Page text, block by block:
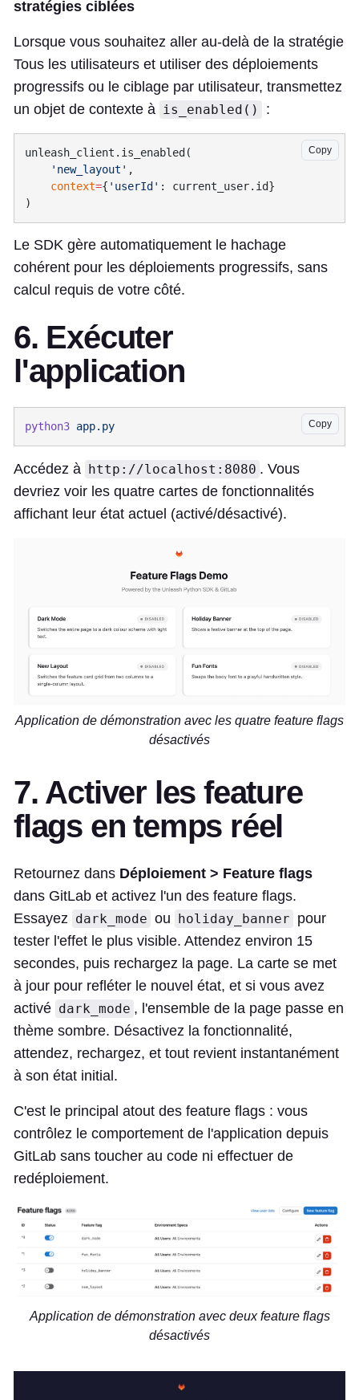
stratégies ciblées
Lorsque vous souhaitez aller au-delà de la stratégie
Tous les utilisateurs et utiliser des déploiements
progressifs ou le ciblage par utilisateur, transmettez
un objet de contexte à is_enabled() :
Copy
    'new_layout'
    context
={ 'userId'
Le SDK gère automatiquement le hachage
cohérent pour les déploiements progressifs, sans
calcul requis de votre côté.
6. Exécuter
l'application
Copy
python3
Accédez à http://localhost:8080 . Vous
devriez voir les quatre cartes de fonctionnalités
affichant leur état actuel (activé/désactivé).
Application de démonstration avec les quatre feature flags
désactivés
7. Activer les feature
flags en temps réel
Retournez dans Déploiement > Feature flags
dans GitLab et activez l'un des feature flags.
Essayez dark_mode ou holiday_banner pour
tester l'effet le plus visible. Attendez environ 15
secondes, puis rechargez la page. La carte se met
à jour pour refléter le nouvel état, et si vous avez
activé dark_mode , l'ensemble de la page passe en
thème sombre. Désactivez la fonctionnalité,
attendez, rechargez, et tout revient instantanément
à son état initial.
C'est le principal atout des feature flags : vous
contrôlez le comportement de l'application depuis
GitLab sans toucher au code ni effectuer de
redéploiement.
Application de démonstration avec deux feature flags
désactivés